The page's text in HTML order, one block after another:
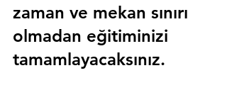
zaman ve mekan sınırı
olmadan eğitiminizi
tamamlayacaksınız.